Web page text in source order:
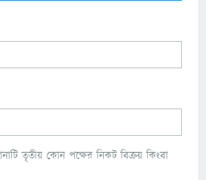
তৃতীয় কোন পক্ষের নিকট বিক্রয় কিংবা